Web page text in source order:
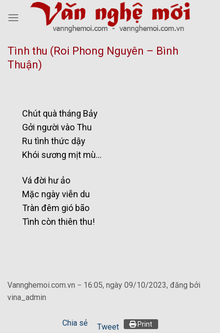
Tình thu (Roi Phong Nguyên – Bình
Thuận)
Chút quà tháng Bảy
Gởi người vào Thu
Ru tình thức dậy
Khói sương mịt mù…
Vá đời hư ảo
Mặc ngày viễn du
Tràn đêm gió bão
Tình còn thiên thu!
Vannghemoi.com.vn − 16:05, ngày 09/10/2023, đăng bởi
vina_admin
Chia sẻ Tweet Print